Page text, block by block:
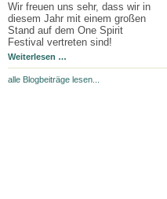
Wir freuen uns sehr, dass wir in
diesem Jahr mit einem großen
Stand auf dem One Spirit
Festival vertreten sind!
Weiterlesen …
alle Blogbeiträge lesen...